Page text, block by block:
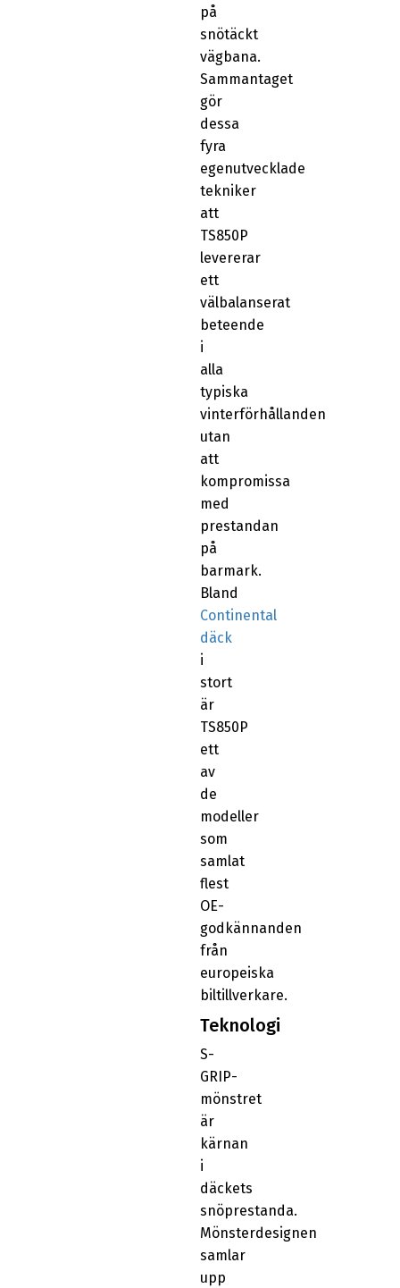
på
snötäckt
vägbana.
Sammantaget
gör
dessa
fyra
egenutvecklade
tekniker
att
TS850P
levererar
ett
välbalanserat
beteende
i
alla
typiska
vinterförhållanden
utan
att
kompromissa
med
prestandan
på
barmark.
Bland
Continental
däck
i
stort
är
TS850P
ett
av
de
modeller
som
samlat
flest
OE-
godkännanden
från
europeiska
biltillverkare.
Teknologi
S-
GRIP-
mönstret
är
kärnan
i
däckets
snöprestanda.
Mönsterdesignen
samlar
upp